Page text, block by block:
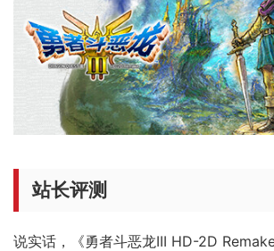
站长评测
说实话，《勇者斗恶龙III HD-2D